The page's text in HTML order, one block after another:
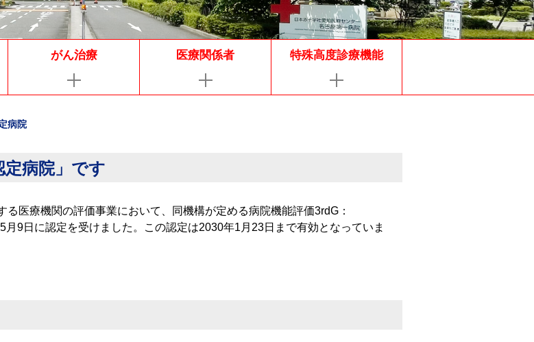
がん治療 医療関係者 特殊高度診療機能
病院
定病院」です
医療機関の評価事業において、同機構が定める病院機能評価3rdG：
9日に認定を受けました。この認定は2030年1月23日まで有効となっていま